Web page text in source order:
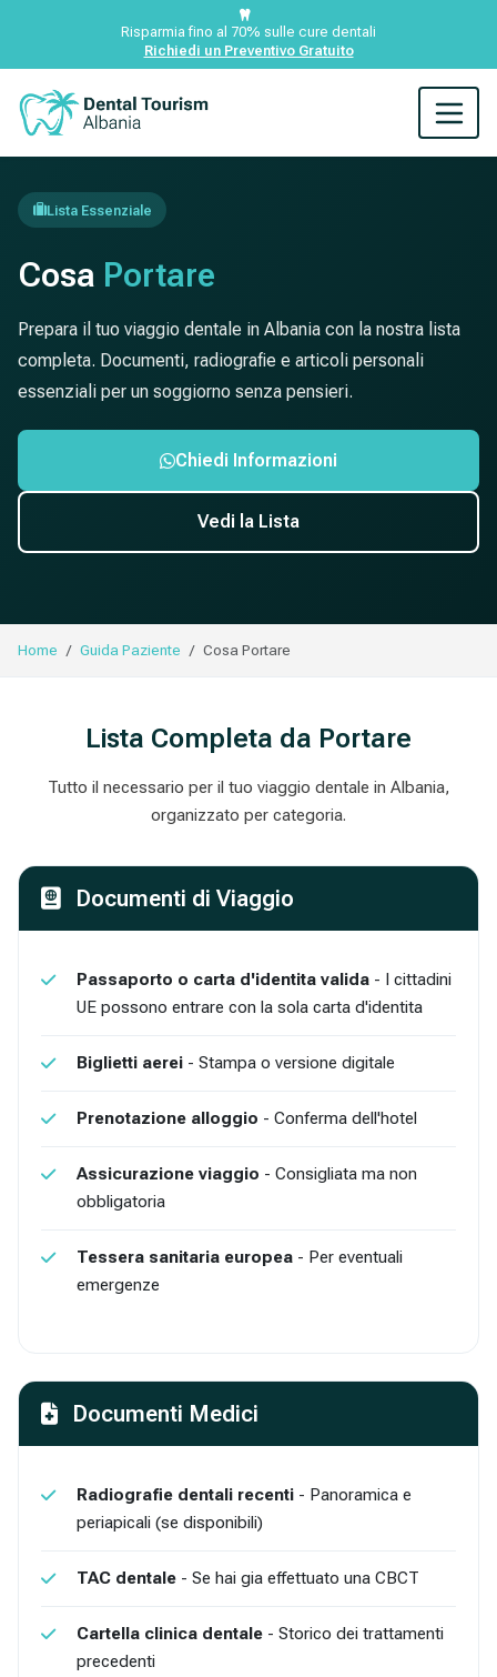
Risparmia fino al 70% sulle cure dentali
Richiedi un Preventivo Gratuito
Lista Essenziale
Cosa Portare
Prepara il tuo viaggio dentale in Albania con la nostra lista
completa. Documenti, radiografie e articoli personali
essenziali per un soggiorno senza pensieri.
Chiedi Informazioni
Vedi la Lista
Home Guida Paziente Cosa Portare
Lista Completa da Portare
Tutto il necessario per il tuo viaggio dentale in Albania,
organizzato per categoria.
Documenti di Viaggio
Passaporto o carta d'identita valida - I cittadini
UE possono entrare con la sola carta d'identita
Biglietti aerei - Stampa o versione digitale
Prenotazione alloggio - Conferma dell'hotel
Assicurazione viaggio - Consigliata ma non
obbligatoria
Tessera sanitaria europea - Per eventuali
emergenze
Documenti Medici
Radiografie dentali recenti - Panoramica e
periapicali (se disponibili)
TAC dentale - Se hai gia effettuato una CBCT
Cartella clinica dentale - Storico dei trattamenti
precedenti